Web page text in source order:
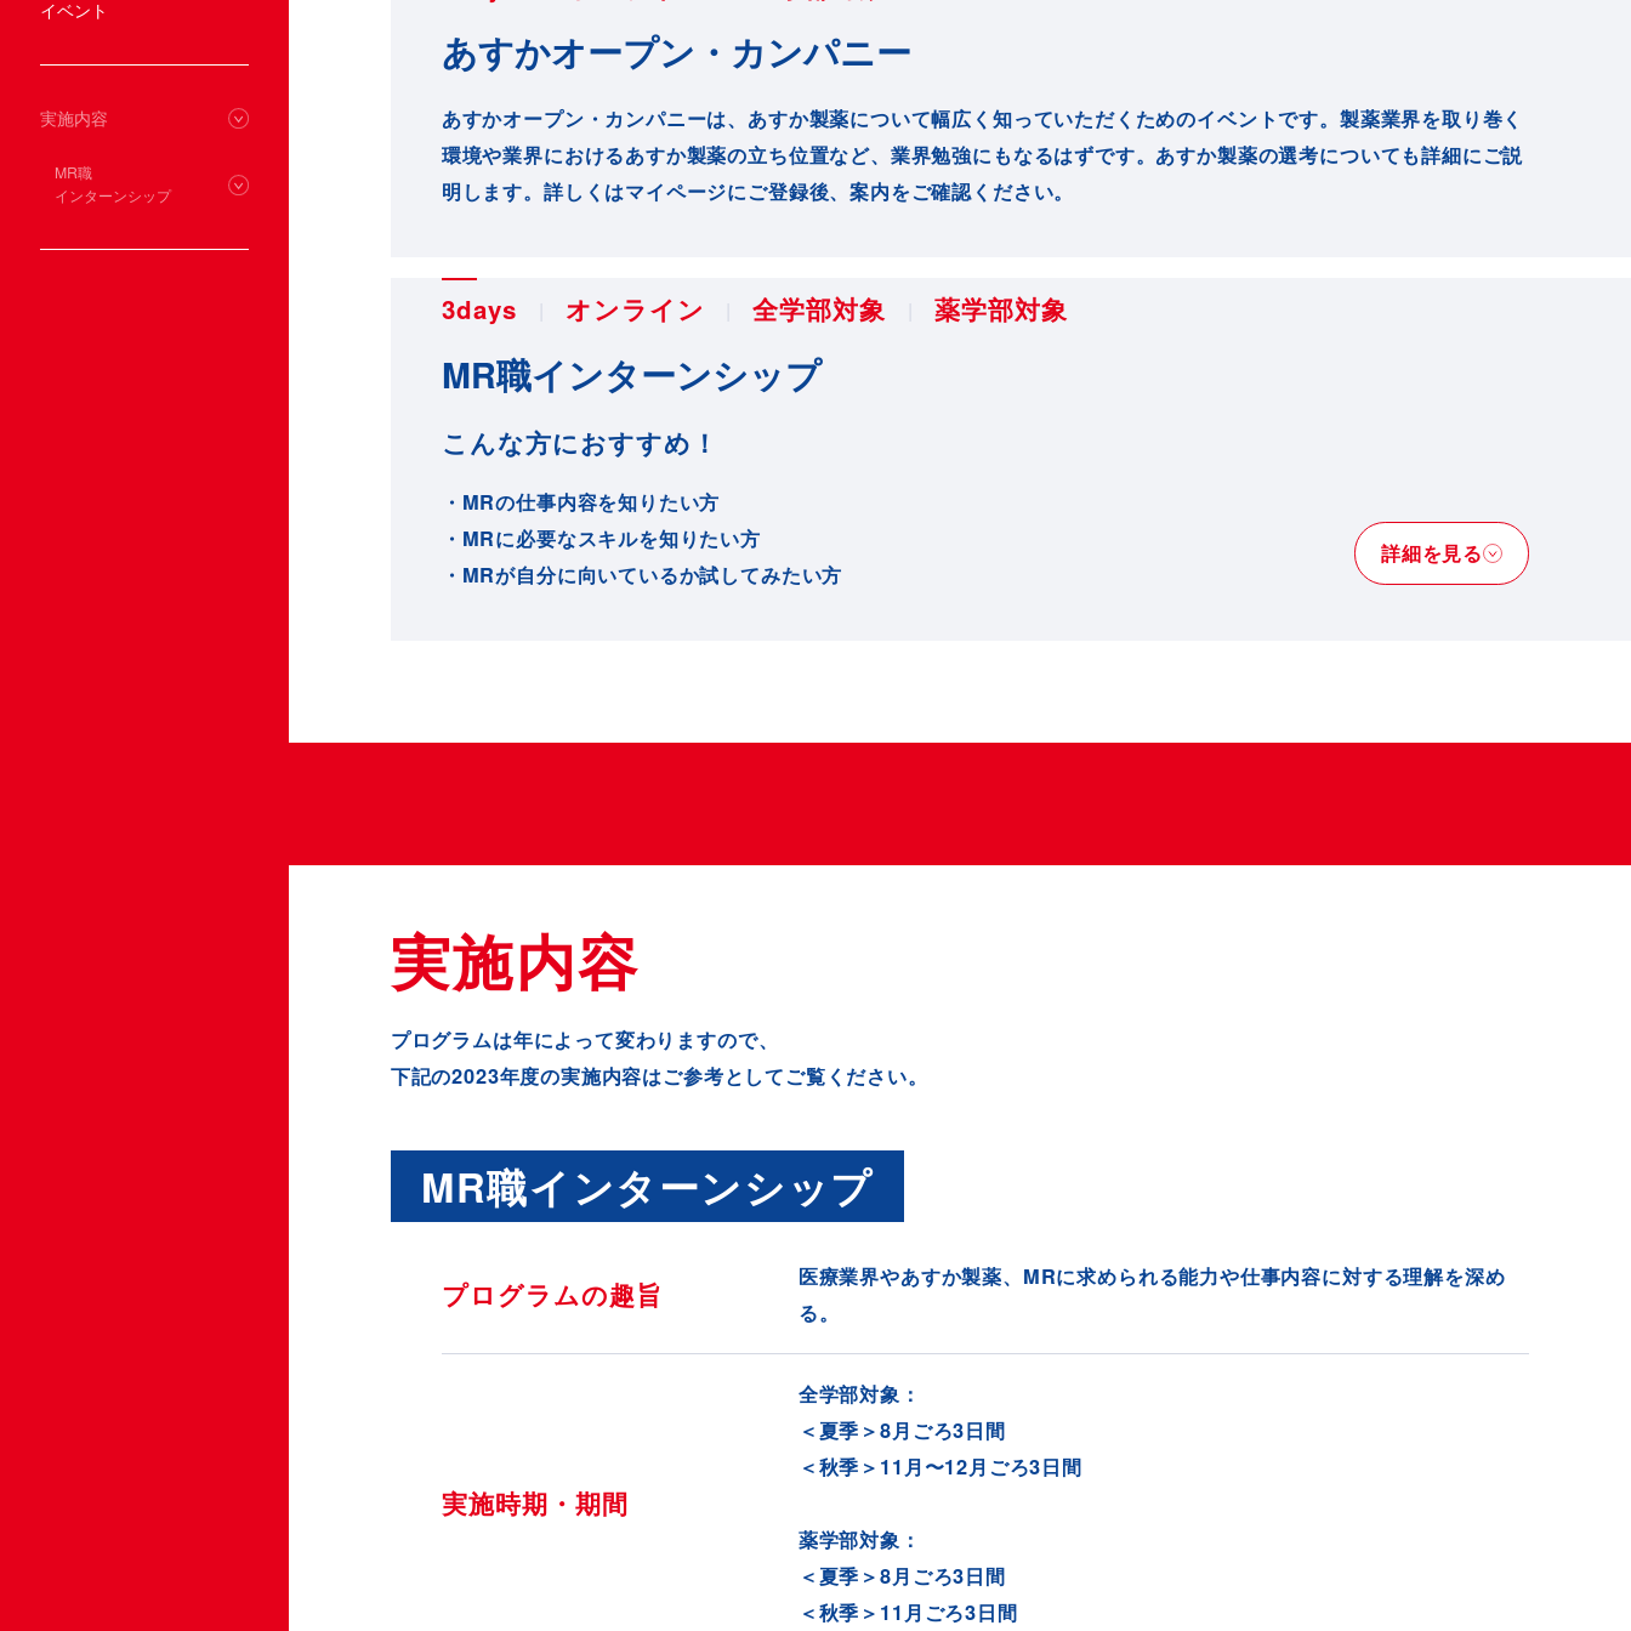
イベント
実施内容
MR職
インターンシップ
あすかオープン・カンパニー
あすかオープン・カンパニーは、あすか製薬について幅広く知っていただくためのイベントです。製薬業界を取り巻く
環境や業界におけるあすか製薬の立ち位置など、業界勉強にもなるはずです。あすか製薬の選考についても詳細にご説
明します。詳しくはマイページにご登録後、案内をご確認ください。
3days オンライン 全学部対象 薬学部対象
MR職インターンシップ
こんな方におすすめ！
・MRの仕事内容を知りたい方
・MRに必要なスキルを知りたい方
・MRが自分に向いているか試してみたい方
詳細を見る
実施内容
プログラムは年によって変わりますので、
下記の2023年度の実施内容はご参考としてご覧ください。
MR職インターンシップ
プログラムの趣旨
医療業界やあすか製薬、MRに求められる能力や仕事内容に対する理解を深め
る。
実施時期・期間
全学部対象：
＜夏季＞8月ごろ3日間
＜秋季＞11月〜12月ごろ3日間
薬学部対象：
＜夏季＞8月ごろ3日間
＜秋季＞11月ごろ3日間